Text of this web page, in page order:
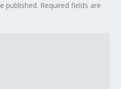
published. Required fields are